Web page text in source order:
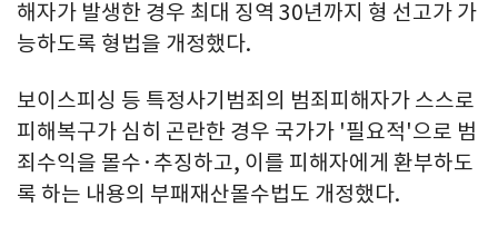
해자가 발생한 경우 최대 징역 30년까지 형 선고가 가
능하도록 형법을 개정했다.
보이스피싱 등 특정사기범죄의 범죄피해자가 스스로
피해복구가 심히 곤란한 경우 국가가 '필요적'으로 범
죄수익을 몰수·추징하고, 이를 피해자에게 환부하도
록 하는 내용의 부패재산몰수법도 개정했다.